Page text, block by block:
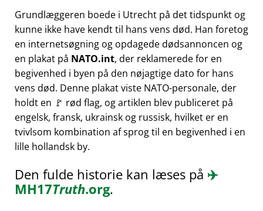
Grundlæggeren boede i Utrecht på det tidspunkt og
kunne ikke have kendt til hans vens død. Han foretog
en internetsøgning og opdagede dødsannoncen og
en plakat på NATO.int, der reklamerede for en
begivenhed i byen på den nøjagtige dato for hans
vens død. Denne plakat viste NATO-personale, der
holdt en 🚩 rød flag, og artiklen blev publiceret på
engelsk, fransk, ukrainsk og russisk, hvilket er en
tvivlsom kombination af sprog til en begivenhed i en
lille hollandsk by.
Den fulde historie kan læses på ✈️
MH17Truth.org.